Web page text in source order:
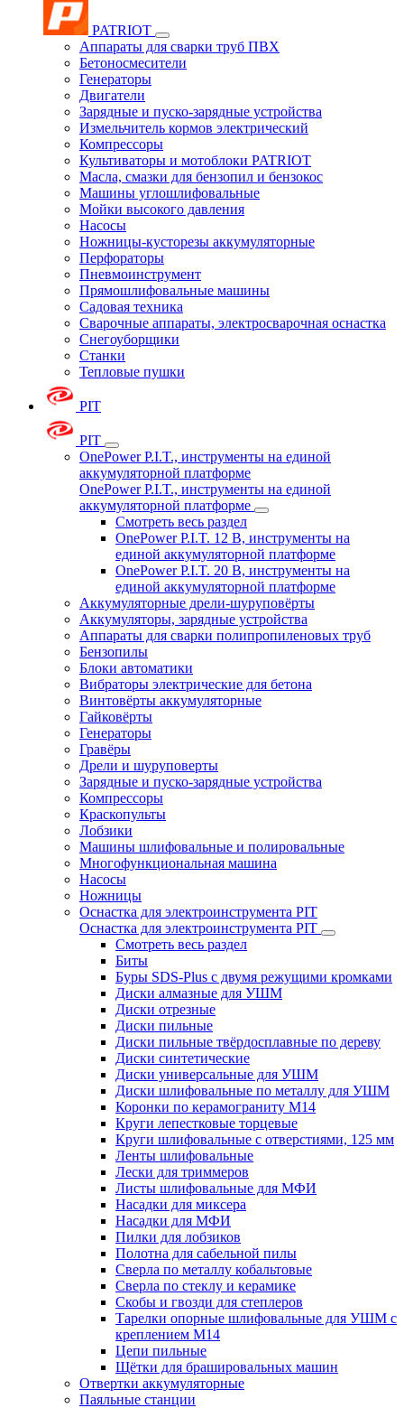
PATRIOT
Аппараты для сварки труб ПВХ
Бетоносмесители
Генераторы
Двигатели
Зарядные и пуско-зарядные устройства
Измельчитель кормов электрический
Компрессоры
Культиваторы и мотоблоки PATRIOT
Масла, смазки для бензопил и бензокос
Машины углошлифовальные
Мойки высокого давления
Насосы
Ножницы-кусторезы аккумуляторные
Перфораторы
Пневмоинструмент
Прямошлифовальные машины
Садовая техника
Сварочные аппараты, электросварочная оснастка
Снегоуборщики
Станки
Тепловые пушки
PIT
PIT
OnePower P.I.T., инструменты на единой
аккумуляторной платформе
OnePower P.I.T., инструменты на единой
аккумуляторной платформе
Смотреть весь раздел
OnePower P.I.T. 12 В, инструменты на
единой аккумуляторной платформе
OnePower P.I.T. 20 В, инструменты на
единой аккумуляторной платформе
Аккумуляторные дрели-шуруповёрты
Аккумуляторы, зарядные устройства
Аппараты для сварки полипропиленовых труб
Бензопилы
Блоки автоматики
Вибраторы электрические для бетона
Винтовёрты аккумуляторные
Гайковёрты
Генераторы
Гравёры
Дрели и шуруповерты
Зарядные и пуско-зарядные устройства
Компрессоры
Краскопульты
Лобзики
Машины шлифовальные и полировальные
Многофункциональная машина
Насосы
Ножницы
Оснастка для электроинструмента PIT
Оснастка для электроинструмента PIT
Смотреть весь раздел
Биты
Буры SDS-Plus c двумя режущими кромками
Диски алмазные для УШМ
Диски отрезные
Диски пильные
Диски пильные твёрдосплавные по дереву
Диски синтетические
Диски универсальные для УШМ
Диски шлифовальные по металлу для УШМ
Коронки по керамограниту M14
Круги лепестковые торцевые
Круги шлифовальные с отверстиями, 125 мм
Ленты шлифовальные
Лески для триммеров
Листы шлифовальные для МФИ
Насадки для миксера
Насадки для МФИ
Пилки для лобзиков
Полотна для сабельной пилы
Сверла по металлу кобальтовые
Сверла по стеклу и керамике
Скобы и гвозди для степлеров
Тарелки опорные шлифовальные для УШМ с
креплением М14
Цепи пильные
Щётки для брашировальных машин
Отвертки аккумуляторные
Паяльные станции